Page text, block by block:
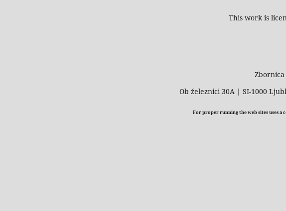
This work is
Ob železnici 30A | SI-1000
For proper running the web sites uses a